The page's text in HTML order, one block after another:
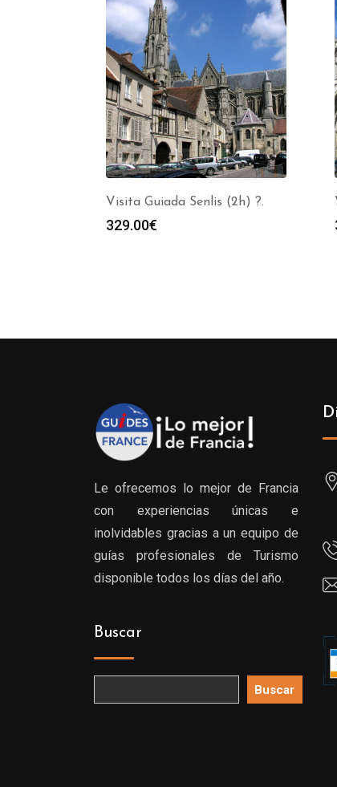
Visita Guiada Senlis (2h) ?.
329.00€
Le ofrecemos lo mejor de Francia
con experiencias únicas e
inolvidables gracias a un equipo de
guías profesionales de Turismo
disponible todos los días del año.
Buscar
Buscar